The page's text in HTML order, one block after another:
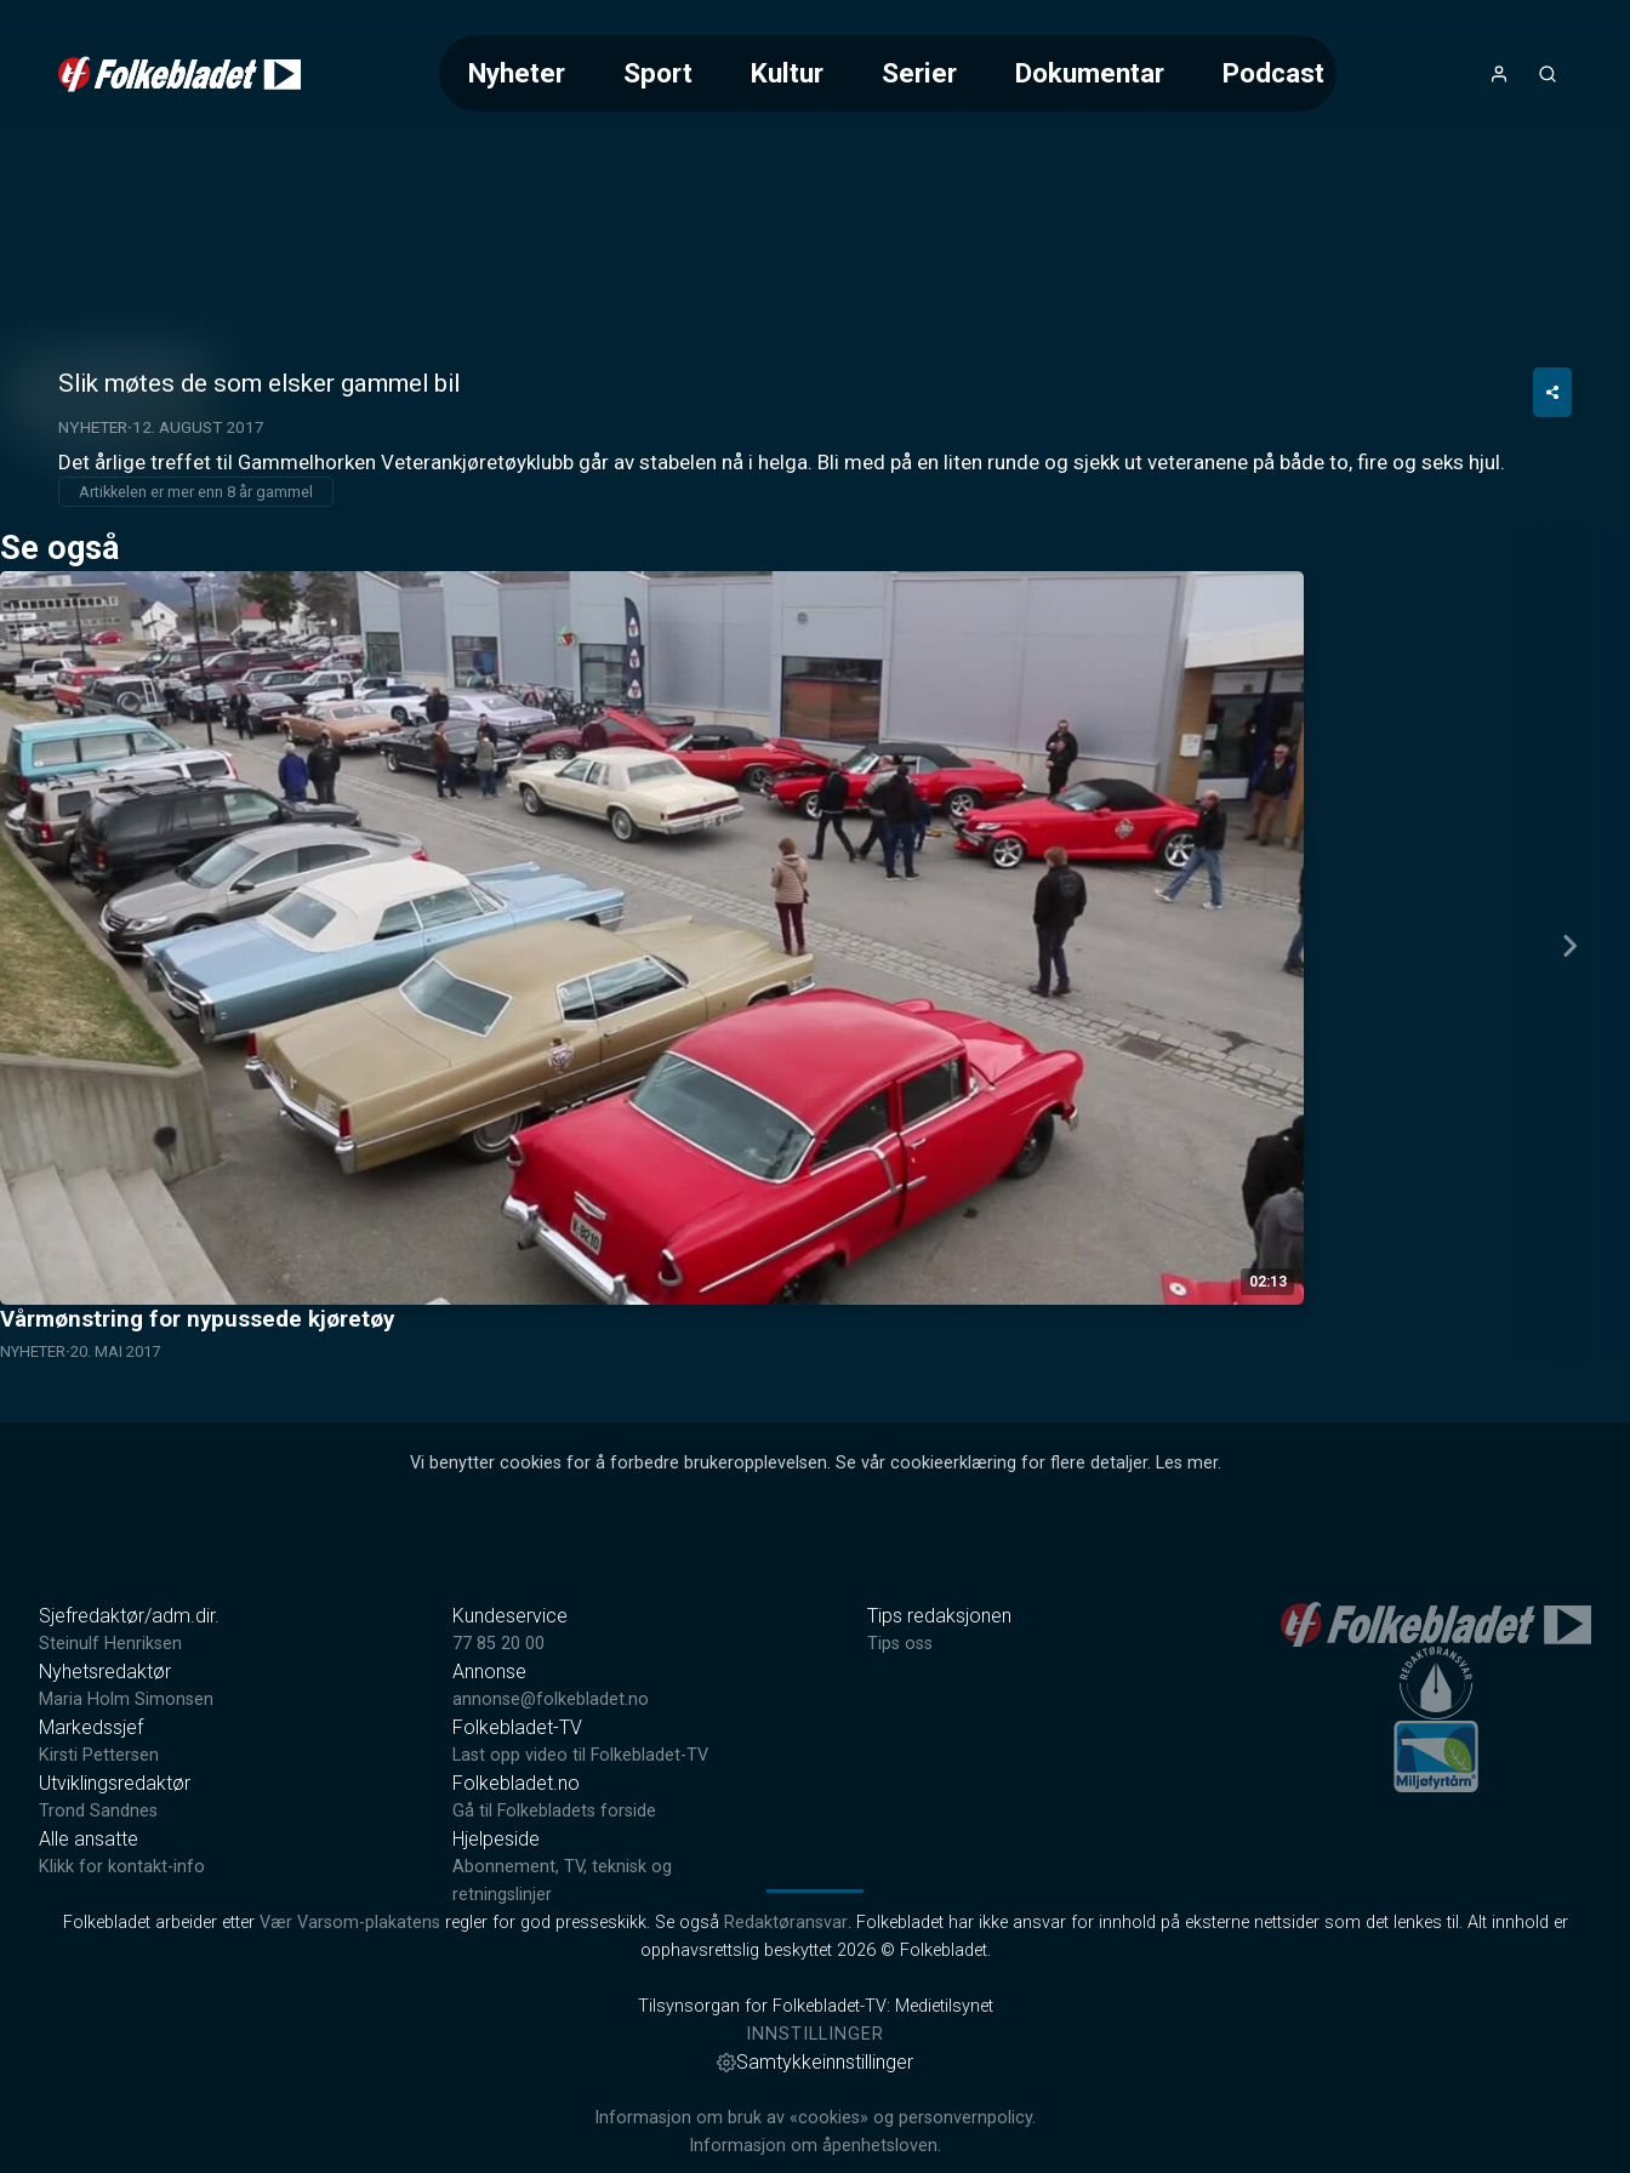
Nyheter Sport Kultur Serier Dokumentar Podcast
Slik møtes de som elsker gammel bil
NYHETER 12. AUGUST 2017
Det årlige treffet til Gammelhorken Veterankjøretøyklubb går av stabelen nå i helga. Bli med på en liten runde og sjekk ut veteranene på både to, fire og seks hjul.
Artikkelen er mer enn 8 år gammel
Se også
02:13
Vårmønstring for nypussede kjøretøy
NYHETER 20. MAI 2017
Vi benytter cookies for å forbedre brukeropplevelsen. Se vår cookieerklæring for flere detaljer. Les mer.
Sjefredaktør/adm.dir.
Steinulf Henriksen
Nyhetsredaktør
Maria Holm Simonsen
Markedssjef
Kirsti Pettersen
Utviklingsredaktør
Trond Sandnes
Alle ansatte
Klikk for kontakt-info
Kundeservice
77 85 20 00
Annonse
annonse@folkebladet.no
Folkebladet-TV
Last opp video til Folkebladet-TV
Folkebladet.no
Gå til Folkebladets forside
Hjelpeside
Abonnement, TV, teknisk og
retningslinjer
Tips redaksjonen
Tips oss
Folkebladet arbeider etter Vær Varsom-plakatens regler for god presseskikk. Se også Redaktøransvar. Folkebladet har ikke ansvar for innhold på eksterne nettsider som det lenkes til. Alt innhold er
opphavsrettslig beskyttet 2026 © Folkebladet.
Tilsynsorgan for Folkebladet-TV: Medietilsynet
INNSTILLINGER
Samtykkeinnstillinger
Informasjon om bruk av «cookies» og personvernpolicy.
Informasjon om åpenhetsloven.